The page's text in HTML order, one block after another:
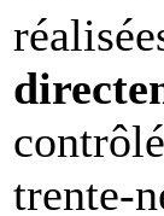
trente-